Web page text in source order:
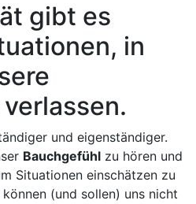
gibt es
in
und eigenständiger.
Bauchgefühl zu hören und
Situationen einschätzen zu
(und sollen) uns nicht